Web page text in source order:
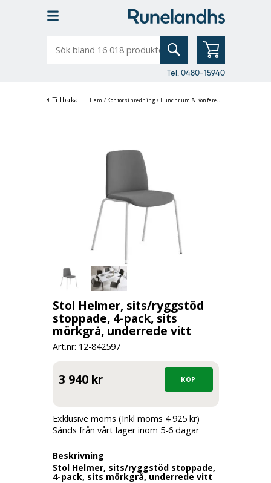
bland
Tel. 0480-15940
Tillbaka | Hem / Kontorsinredning / Lunchrum & Konferensinredning
Stol Helmer, sits/ryggstöd
stoppade, 4-pack, sits
mörkgrå, underrede vitt
Art.nr: 12-842597
3 940 kr
Exklusive moms (Inkl moms 4 925 kr)
Sänds från vårt lager inom 5-6 dagar
Beskrivning
Stol Helmer, sits/ryggstöd stoppade,
4-pack, sits mörkgrå, underrede vitt